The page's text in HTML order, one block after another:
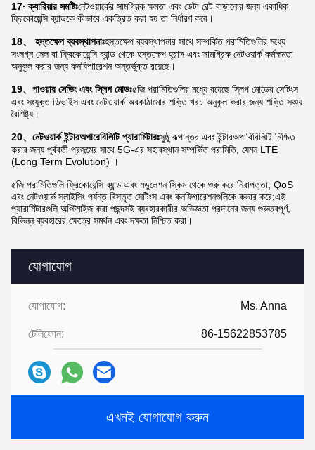
যোগাযোগ
যোগাযোগ: Ms. Anna
টেলিফোন: 86-15622853785
এখনই যোগাযোগ করুন
17∙ ক্যারিয়ার সমষ্টিঃনেটওয়ার্কের সামগ্রিক ক্ষমতা এবং ডেটা রেট বাড়ানোর জন্য একাধিক
ফ্রিকোয়েন্সি ব্যান্ডকে কীভাবে একত্রিত করা হয় তা নির্ধারণ করে।
18、 হস্তক্ষেপ ব্যবস্থাপনাঃহস্তক্ষেপ ব্যবস্থাপনার সাথে সম্পর্কিত পরামিতিগুলির মধ্যে
সংলগ্ন সেল বা ফ্রিকোয়েন্সি ব্যান্ড থেকে হস্তক্ষেপ হ্রাস এবং সামগ্রিক নেটওয়ার্ক কর্মক্ষমতা
অনুকূল করার জন্য কনফিগারেশন অন্তর্ভুক্ত রয়েছে।
19、পাওয়ার সেভিং এবং স্লিপ মোডঃ৫জি পরামিতিগুলির মধ্যে রয়েছে স্লিপ মোডের সেটিংস
এবং সংযুক্ত ডিভাইস এবং নেটওয়ার্ক অবকাঠামোর শক্তি খরচ অনুকূল করার জন্য শক্তি সঞ্চয়
বৈশিষ্ট্য।
20、নেটওয়ার্ক ইন্টারঅপারেবিলিটি প্যারামিটারঃসুষ্ঠু রূপান্তর এবং ইন্টারঅপারিবিলিটি নিশ্চিত
করার জন্য পূর্ববর্তী প্রজন্মের সাথে 5G-এর সহাবস্থান সম্পর্কিত পরামিতি, যেমন LTE
(Long Term Evolution) ।
৫জি পরামিতিগুলি ফ্রিকোয়েন্সি ব্যান্ড এবং মডুলেশন স্কিম থেকে শুরু করে নিরাপত্তা, QoS
এবং নেটওয়ার্ক স্লাইসিং পর্যন্ত বিস্তৃত সেটিংস এবং কনফিগারেশনগুলিকে কভার করে;এই
প্যারামিটারগুলি অপ্টিমাইজ করা পছন্দসই ব্যবহারকারীর অভিজ্ঞতা প্রদানের জন্য গুরুত্বপূর্ণ,
বিভিন্ন ব্যবহারের ক্ষেত্রে সমর্থন এবং দক্ষতা নিশ্চিত করা।